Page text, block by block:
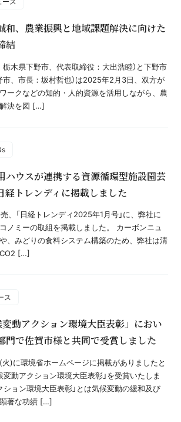
和、農業振興と地域課題解決に向けた
結
栃木県下野市、代表取締役：大出浩睦）と下野市
市、市長：坂村哲也）は2025年2月3日、双方が
ークなどの知的・人的資源を活用しながら、農
決を図 […]
ハウスが連携する資源循環型施設園芸
経トレンディに掲載しました
「日経トレンディ2025年1月号」に、弊社に
ノミーの取組を掲載しました。 カーボンニュ
、みどりの食料システム構築のため、弊社は清
[…]
ス
変動アクション環境大臣表彰」におい
門で佐賀市様と共同で受賞しました
)に環境省ホームページに掲載がありましたと
変動アクション環境大臣表彰」を受賞いたしま
ション環境大臣表彰」とは気候変動の緩和及び
著な功績 […]